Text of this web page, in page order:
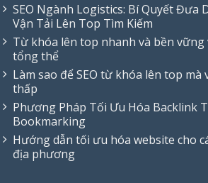
SEO Ngành Logistics: Bí Quyết Đưa
Vận Tải Lên Top Tìm Kiếm
Từ khóa lên top nhanh và bền vững
tổng thể
Làm sao để SEO từ khóa lên top mà
thấp
Phương Pháp Tối Ưu Hóa Backlink
Bookmarking
Hướng dẫn tối ưu hóa website cho
địa phương